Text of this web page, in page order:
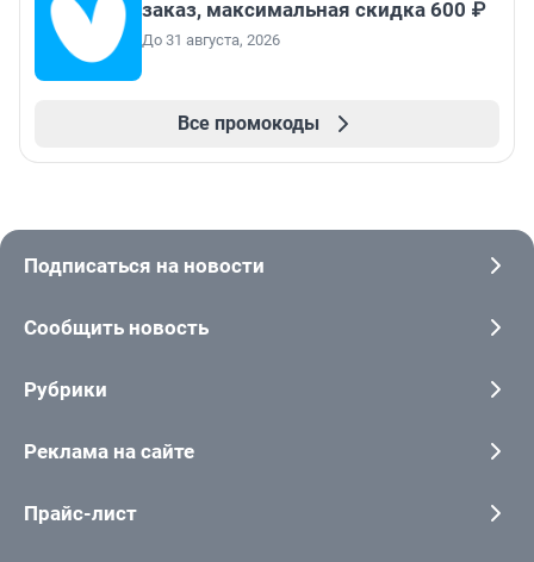
заказ, максимальная скидка 600 ₽
До 31 августа, 2026
Все промокоды
Подписаться на новости
Сообщить новость
Рубрики
Реклама на сайте
Прайс-лист